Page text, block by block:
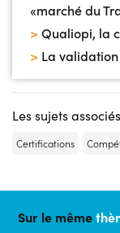
«marché du
>Qualiopi, la
> La
Les sujets associés
Certifications
Sur le même